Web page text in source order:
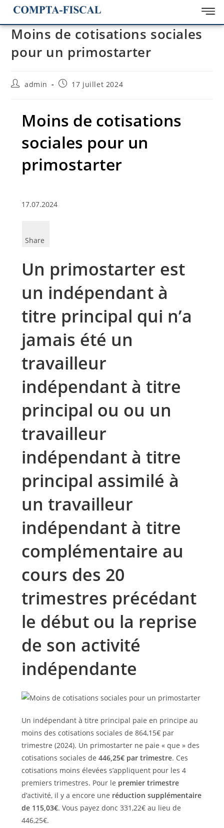
Moins de cotisations sociales
pour un primostarter
admin 17 juillet 2024
Moins de cotisations
sociales pour un
primostarter
17.07.2024
Share
Un primostarter est
un indépendant à
titre principal qui n’a
jamais été un
travailleur
indépendant à titre
principal ou ou un
travailleur
indépendant à titre
principal assimilé à
un travailleur
indépendant à titre
complémentaire au
cours des 20
trimestres précédant
le début ou la reprise
de son activité
indépendante
Un indépendant à titre principal paie en principe au
moins des cotisations sociales de 864,15€ par
trimestre (2024). Un primostarter ne paie « que » des
cotisations sociales de 446,25€ par trimestre. Ces
cotisations moins élevées s’appliquent pour les 4
premiers trimestres. Pour le premier trimestre
d’activité, il y a encore une réduction supplémentaire
de 115,03€. Vous payez donc 331,22€ au lieu de
446,25€.